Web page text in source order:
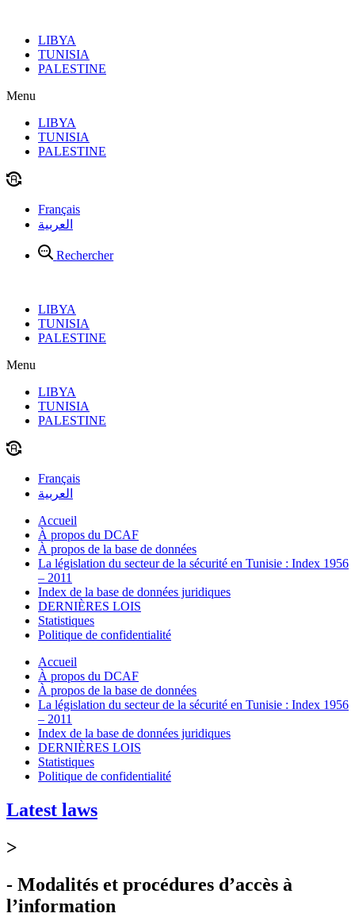
contenuLIBYA
TUNISIA
PALESTINE
Menu
LIBYA
TUNISIA
PALESTINE
Français
العربية
Rechercher
LIBYA
TUNISIA
PALESTINE
Menu
LIBYA
TUNISIA
PALESTINE
Français
العربية
Accueil
À propos du DCAF
À propos de la base de données
La législation du secteur de la sécurité en Tunisie : Index 1956
– 2011
Index de la base de données juridiques
DERNIÈRES LOIS
Statistiques
Politique de confidentialité
Accueil
À propos du DCAF
À propos de la base de données
La législation du secteur de la sécurité en Tunisie : Index 1956
– 2011
Index de la base de données juridiques
DERNIÈRES LOIS
Statistiques
Politique de confidentialité
Latest laws
>
- Modalités et procédures d’accès à
l’information